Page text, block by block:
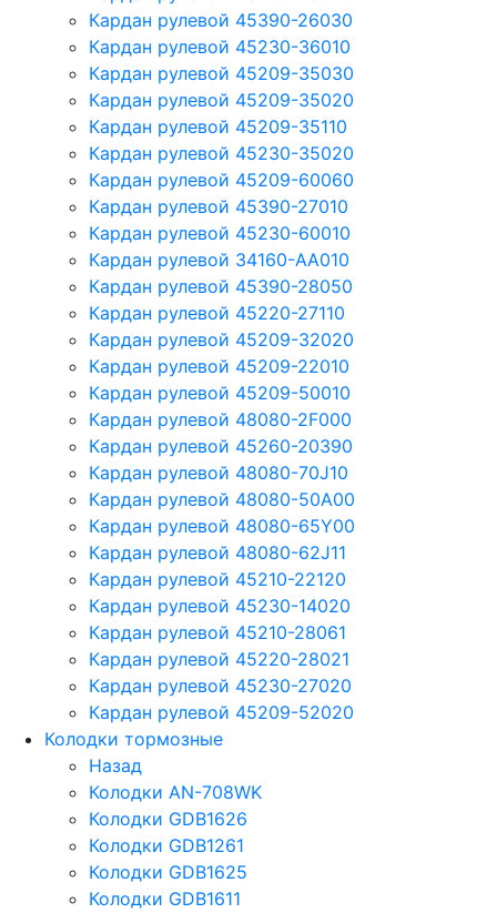
Кардан рулевой 45390-26030
Кардан рулевой 45230-36010
Кардан рулевой 45209-35030
Кардан рулевой 45209-35020
Кардан рулевой 45209-35110
Кардан рулевой 45230-35020
Кардан рулевой 45209-60060
Кардан рулевой 45390-27010
Кардан рулевой 45230-60010
Кардан рулевой 34160-AA010
Кардан рулевой 45390-28050
Кардан рулевой 45220-27110
Кардан рулевой 45209-32020
Кардан рулевой 45209-22010
Кардан рулевой 45209-50010
Кардан рулевой 48080-2F000
Кардан рулевой 45260-20390
Кардан рулевой 48080-70J10
Кардан рулевой 48080-50A00
Кардан рулевой 48080-65Y00
Кардан рулевой 48080-62J11
Кардан рулевой 45210-22120
Кардан рулевой 45230-14020
Кардан рулевой 45210-28061
Кардан рулевой 45220-28021
Кардан рулевой 45230-27020
Кардан рулевой 45209-52020
Колодки тормозные
Назад
Колодки AN-708WK
Колодки GDB1626
Колодки GDB1261
Колодки GDB1625
Колодки GDB1611